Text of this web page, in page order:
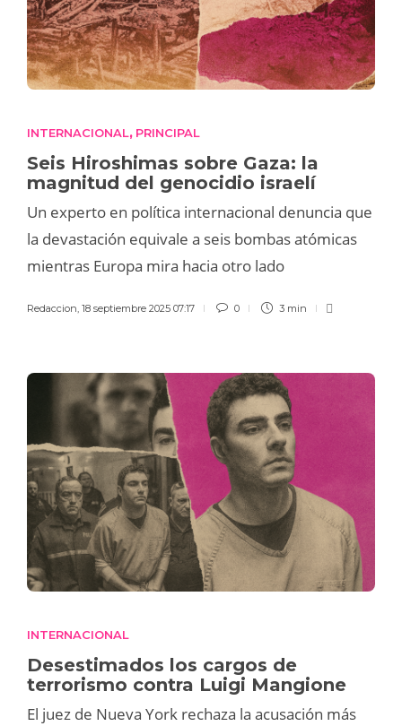
INTERNACIONAL, PRINCIPAL
Seis Hiroshimas sobre Gaza: la
magnitud del genocidio israelí
Un experto en política internacional denuncia que
la devastación equivale a seis bombas atómicas
mientras Europa mira hacia otro lado
Redaccion 18 septiembre 2025 07:17 0 3 min
INTERNACIONAL
Desestimados los cargos de
terrorismo contra Luigi Mangione
El juez de Nueva York rechaza la acusación más